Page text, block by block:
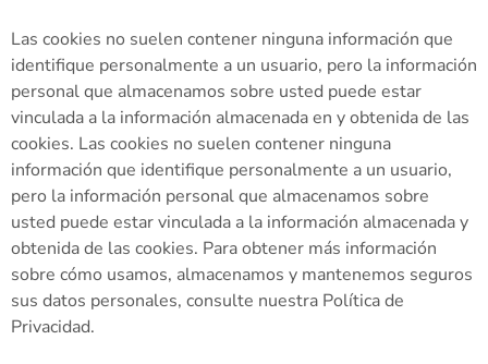
Las cookies no suelen contener ninguna información que
identifique personalmente a un usuario, pero la información
personal que almacenamos sobre usted puede estar
vinculada a la información almacenada en y obtenida de las
cookies. Las cookies no suelen contener ninguna
información que identifique personalmente a un usuario,
pero la información personal que almacenamos sobre
usted puede estar vinculada a la información almacenada y
obtenida de las cookies. Para obtener más información
sobre cómo usamos, almacenamos y mantenemos seguros
sus datos personales, consulte nuestra Política de
Privacidad.